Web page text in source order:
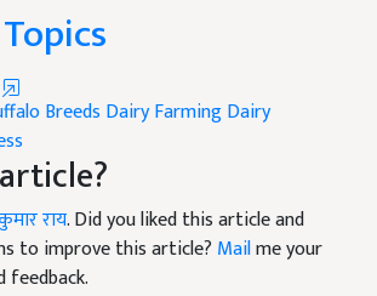
Breeds Dairy FarmingDairy
राय. Did you liked this article and
to improve this article? Mailme your
feedback.